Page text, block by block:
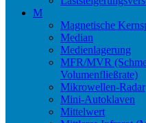
M
Magnetische
Median
Medienlagerung
MFR/MVR
Volumenfließrate)
Mikrowellen-Radar
Mini-Autoklaven
Mittelwert